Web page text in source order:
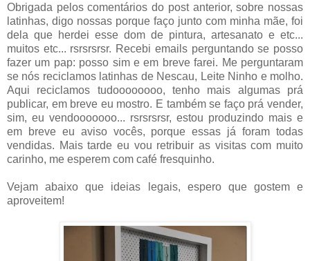
Obrigada pelos comentários do post anterior, sobre nossas
latinhas, digo nossas porque faço junto com minha mãe, foi
dela que herdei esse dom de pintura, artesanato e etc...
muitos etc... rsrsrsrsr. Recebi emails perguntando se posso
fazer um pap: posso sim e em breve farei. Me perguntaram
se nós reciclamos latinhas de Nescau, Leite Ninho e molho.
Aqui reciclamos tudoooooooo, tenho mais algumas prá
publicar, em breve eu mostro. E também se faço prá vender,
sim, eu vendooooooo... rsrsrsrsr, estou produzindo mais e
em breve eu aviso vocês, porque essas já foram todas
vendidas. Mais tarde eu vou retribuir as visitas com muito
carinho, me esperem com café fresquinho.
Vejam abaixo que ideias legais, espero que gostem e
aproveitem!